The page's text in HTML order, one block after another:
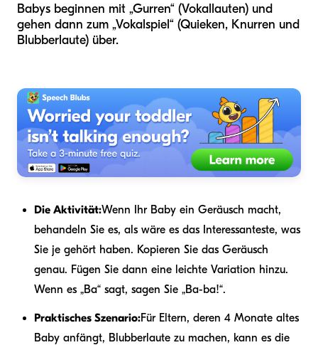
Babys beginnen mit „Gurren“ (Vokallauten) und
gehen dann zum „Vokalspiel“ (Quieken, Knurren und
Blubberlaute) über.
Die Aktivität:Wenn Ihr Baby ein Geräusch macht,
behandeln Sie es, als wäre es das Interessanteste, was
Sie je gehört haben. Kopieren Sie das Geräusch
genau. Fügen Sie dann eine leichte Variation hinzu.
Wenn es „Ba“ sagt, sagen Sie „Ba-ba!“.
Praktisches Szenario:Für Eltern, deren 4 Monate altes
Baby anfängt, Blubberlaute zu machen, kann es die